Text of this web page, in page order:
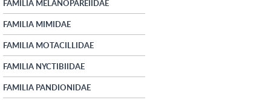
FAMILIA MELANOPAREIIDAE
FAMILIA MIMIDAE
FAMILIA MOTACILLIDAE
FAMILIA NYCTIBIIDAE
FAMILIA PANDIONIDAE